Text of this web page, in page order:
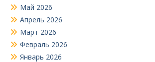
Май 2026
Апрель 2026
Март 2026
Февраль 2026
Январь 2026